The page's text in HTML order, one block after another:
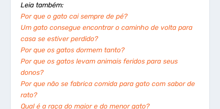
Leia também:
Por que o gato cai sempre de pé?
Um gato consegue encontrar o caminho de volta para
casa se estiver perdido?
Por que os gatos dormem tanto?
Por que os gatos levam animais feridos para seus
donos?
Por que não se fabrica comida para gato com sabor de
rato?
Qual é a raça do maior e do menor gato?